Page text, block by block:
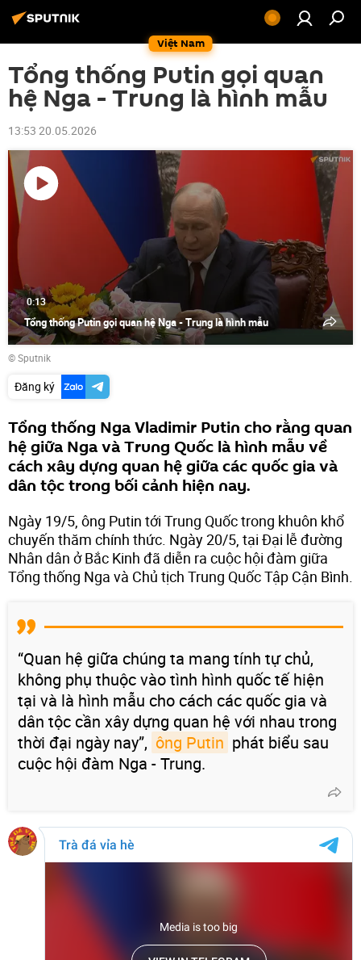
Việt Nam
Tổng thống Putin gọi quan
hệ Nga - Trung là hình mẫu
13:53 20.05.2026
Tổng thống Putin gọi quan hệ Nga - Trung là hình mẫu
0:13
© Sputnik
Đăng ký
Tổng thống Nga Vladimir Putin cho rằng quan
hệ giữa Nga và Trung Quốc là hình mẫu về
cách xây dựng quan hệ giữa các quốc gia và
dân tộc trong bối cảnh hiện nay.
Ngày 19/5, ông Putin tới Trung Quốc trong khuôn khổ
chuyến thăm chính thức. Ngày 20/5, tại Đại lễ đường
Nhân dân ở Bắc Kinh đã diễn ra cuộc hội đàm giữa
Tổng thống Nga và Chủ tịch Trung Quốc Tập Cận Bình.
“Quan hệ giữa chúng ta mang tính tự chủ,
không phụ thuộc vào tình hình quốc tế hiện
tại và là hình mẫu cho cách các quốc gia và
dân tộc cần xây dựng quan hệ với nhau trong
thời đại ngày nay”, ông Putin phát biểu sau
cuộc hội đàm Nga - Trung.